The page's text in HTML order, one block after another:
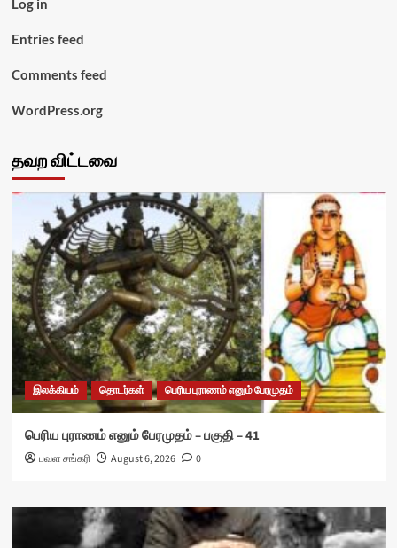
Log in
Entries feed
Comments feed
WordPress.org
தவற விட்டவை
இலக்கியம் தொடர்கள் பெரிய புராணம் எனும் பேரமுதம்
பெரிய புராணம் எனும் பேரமுதம் – பகுதி – 41
பவள சங்கரி August 6, 2026 0